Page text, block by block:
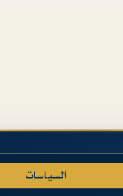
السياسات